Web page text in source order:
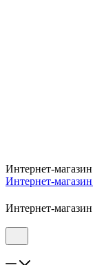
Интернет-
Интернет-
Интернет-